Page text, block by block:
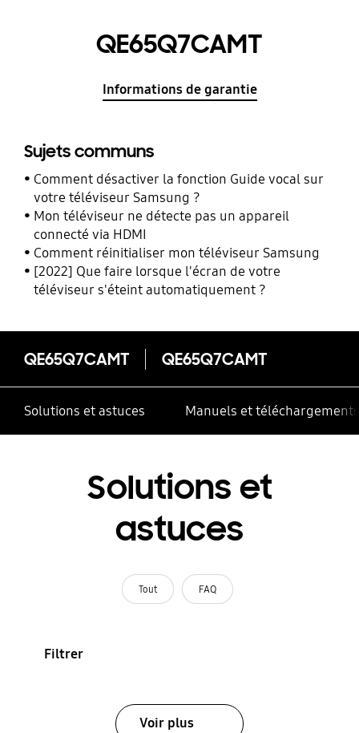
QE65Q7CAMT
Informations de garantie
Sujets communs
Comment désactiver la fonction Guide vocal sur
votre téléviseur Samsung ?
Mon téléviseur ne détecte pas un appareil
connecté via HDMI
Comment réinitialiser mon téléviseur Samsung
[2022] Que faire lorsque l'écran de votre
téléviseur s'éteint automatiquement ?
QE65Q7CAMT QE65Q7CAMT
Solutions et astuces Manuels et téléchargements
Solutions et
astuces
Tout FAQ
Filtrer
Voir plus